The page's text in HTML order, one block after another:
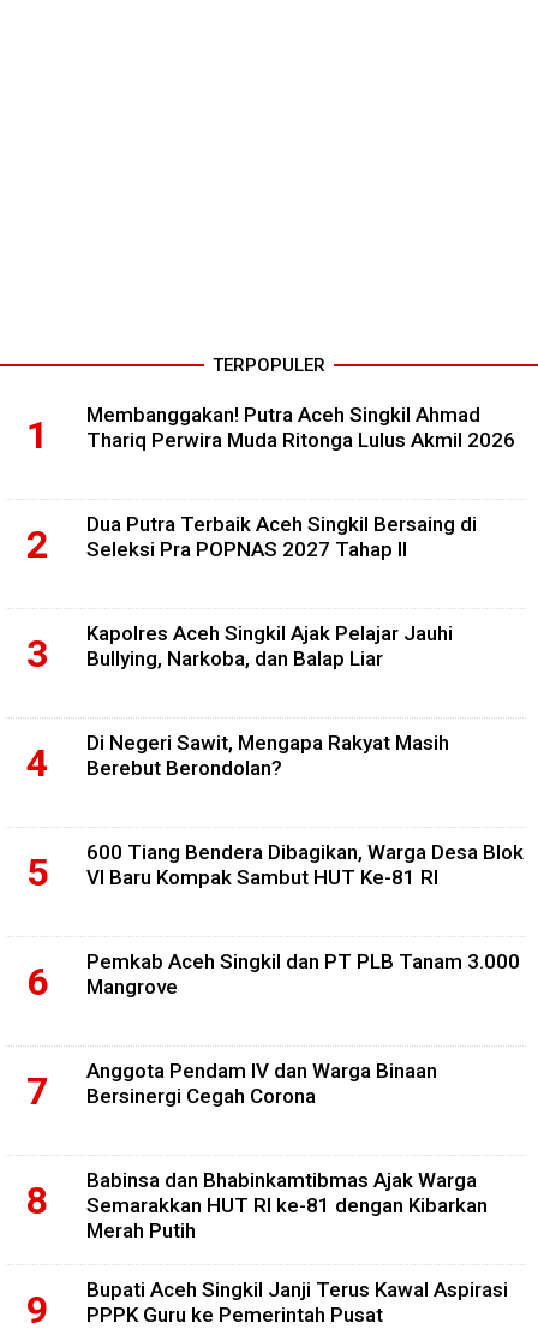
TERPOPULER
Membanggakan! Putra Aceh Singkil Ahmad
Thariq Perwira Muda Ritonga Lulus Akmil 2026
Dua Putra Terbaik Aceh Singkil Bersaing di
Seleksi Pra POPNAS 2027 Tahap II
Kapolres Aceh Singkil Ajak Pelajar Jauhi
Bullying, Narkoba, dan Balap Liar
Di Negeri Sawit, Mengapa Rakyat Masih
Berebut Berondolan?
600 Tiang Bendera Dibagikan, Warga Desa Blok
VI Baru Kompak Sambut HUT Ke-81 RI
Pemkab Aceh Singkil dan PT PLB Tanam 3.000
Mangrove
Anggota Pendam IV dan Warga Binaan
Bersinergi Cegah Corona
Babinsa dan Bhabinkamtibmas Ajak Warga
Semarakkan HUT RI ke-81 dengan Kibarkan
Merah Putih
Bupati Aceh Singkil Janji Terus Kawal Aspirasi
PPPK Guru ke Pemerintah Pusat